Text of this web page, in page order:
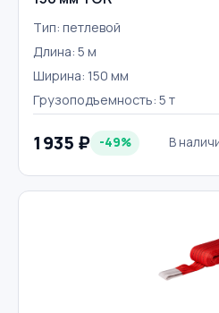
Тип: петлевой
Длина: 5 м
Ширина: 150 мм
Грузоподъемность: 5 т
1 935 ₽ -49% В